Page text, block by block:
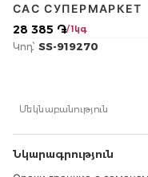
28 385 ֏/ 1կգ
САС СУПЕРМАРКЕТ
Կոդ՝ SS-919270
Մեկնաբանություն
Նկարագրություն